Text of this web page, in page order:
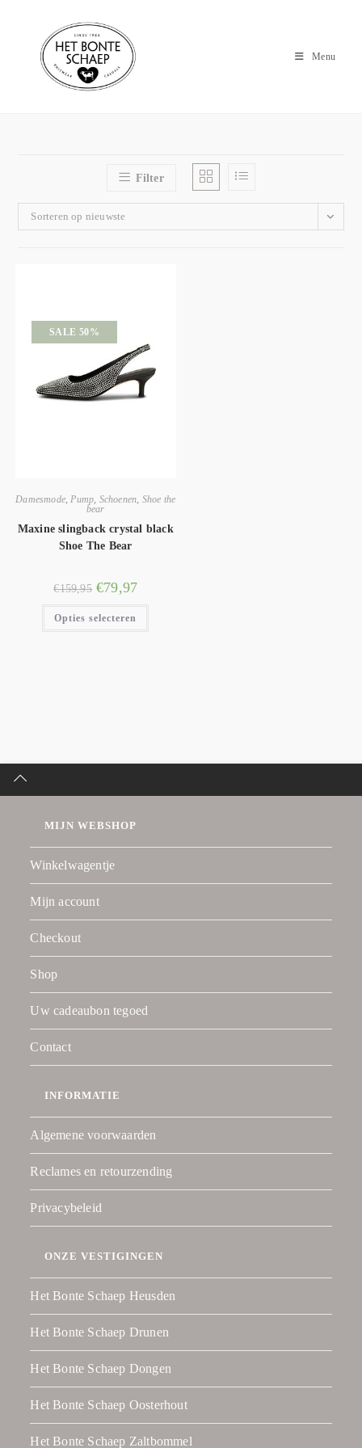
Menu
Filter
Sorteren op nieuwste
SALE 50%
Damesmode,Pump, Schoenen, Shoe the
bear
Maxine slingback crystal black
Shoe The Bear
€159,95 €79,97
Opties selecteren
MIJN WEBSHOP
Winkelwagentje
Mijn account
Checkout
Shop
Uw cadeaubon tegoed
Contact
INFORMATIE
Algemene voorwaarden
Reclames en retourzending
Privacybeleid
ONZE VESTIGINGEN
Het Bonte Schaep Heusden
Het Bonte Schaep Drunen
Het Bonte Schaep Dongen
Het Bonte Schaep Oosterhout
Het Bonte Schaep Zaltbommel